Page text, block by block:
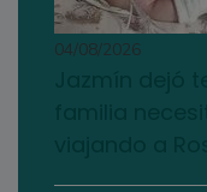
04/08/2026